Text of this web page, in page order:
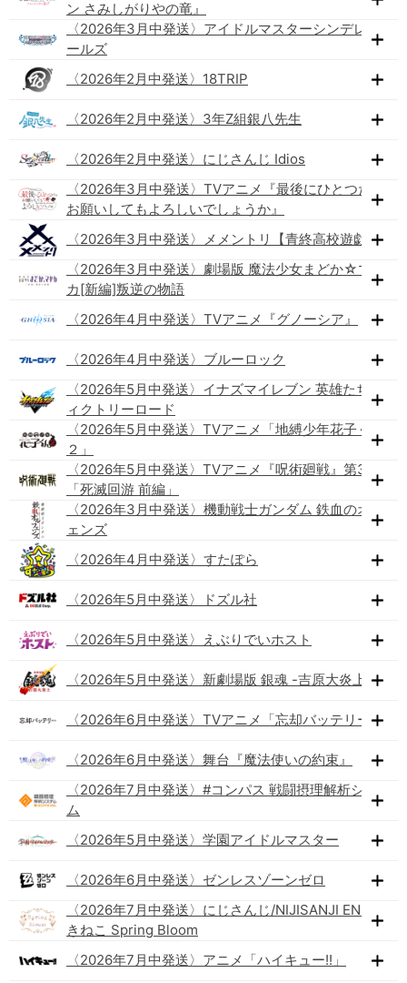
ン さみしがりやの竜』
〈2026年3月中発送〉アイドルマスターシンデレラガ
ールズ
〈2026年2月中発送〉18TRIP
〈2026年2月中発送〉3年Z組銀八先生
〈2026年2月中発送〉にじさんじ Idios
〈2026年3月中発送〉TVアニメ『最後にひとつだけ
お願いしてもよろしいでしょうか』
〈2026年3月中発送〉メメントリ【青終高校遊戯部】
〈2026年3月中発送〉劇場版 魔法少女まどか☆マギ
カ[新編]叛逆の物語
〈2026年4月中発送〉TVアニメ『グノーシア』
〈2026年4月中発送〉ブルーロック
〈2026年5月中発送〉イナズマイレブン 英雄たちのヴ
ィクトリーロード
〈2026年5月中発送〉TVアニメ「地縛少年花子くん
２」
〈2026年5月中発送〉TVアニメ『呪術廻戦』第3期
「死滅回游 前編」
〈2026年3月中発送〉機動戦士ガンダム 鉄血のオルフ
ェンズ
〈2026年4月中発送〉すたぽら
〈2026年5月中発送〉ドズル社
〈2026年5月中発送〉えぶりでいホスト
〈2026年5月中発送〉新劇場版 銀魂 -吉原大炎上-
〈2026年6月中発送〉TVアニメ「忘却バッテリー」
〈2026年6月中発送〉舞台『魔法使いの約束』
〈2026年7月中発送〉#コンパス 戦闘摂理解析システ
ム
〈2026年5月中発送〉学園アイドルマスター
〈2026年6月中発送〉ゼンレスゾーンゼロ
〈2026年7月中発送〉にじさんじ/NIJISANJI EN×まね
きねこ Spring Bloom
〈2026年7月中発送〉アニメ「ハイキュー!!」